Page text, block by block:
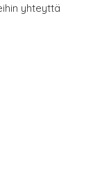
yhteyttä